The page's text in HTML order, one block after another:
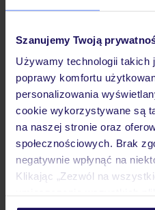
Szanujemy Twoją
Używamy technologii takich
poprawy komfortu
personalizowania
cookie wykorzystywane są
na naszej stronie oraz
społecznościowych. Brak
negatywnie wpłynąć na
Klikając „Zezwól na
Opinie
Pokoje
Wyżywienie